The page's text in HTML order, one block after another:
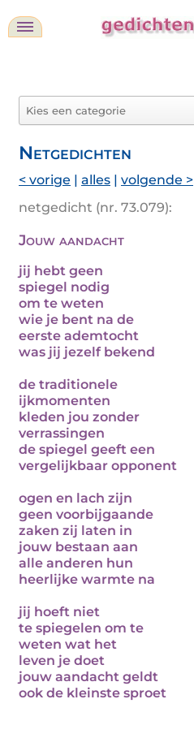
Netgedichten
< vorige | alles | volgende >
netgedicht (nr. 73.079):
Jouw aandacht
jij hebt geen
spiegel nodig
om te weten
wie je bent na de
eerste ademtocht
was jij jezelf bekend
de traditionele
ijkmomenten
kleden jou zonder
verrassingen
de spiegel geeft een
vergelijkbaar opponent
ogen en lach zijn
geen voorbijgaande
zaken zij laten in
jouw bestaan aan
alle anderen hun
heerlijke warmte na
jij hoeft niet
te spiegelen om te
weten wat het
leven je doet
jouw aandacht geldt
ook de kleinste sproet